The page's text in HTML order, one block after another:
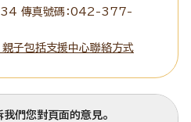
傳真號碼：042-377-
子包括支援中心聯絡方式
們您對頁面的意見。